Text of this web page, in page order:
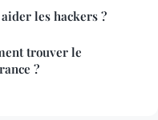
les hackers ?
trouver le
?